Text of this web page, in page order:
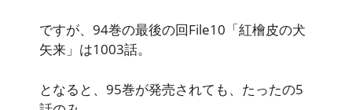
ですが、94巻の最後の回File10「紅檜皮の犬
矢来」は1003話。
となると、95巻が発売されても、たったの5